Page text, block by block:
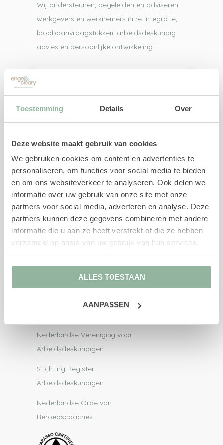
Toestemming Details Over
Deze website maakt gebruik van cookies
We gebruiken cookies om content en advertenties te
personaliseren, om functies voor social media te bieden
en om ons websiteverkeer te analyseren. Ook delen we
informatie over uw gebruik van onze site met onze
partners voor social media, adverteren en analyse. Deze
partners kunnen deze gegevens combineren met andere
informatie die u aan ze heeft verstrekt of die ze hebben
verzameld op basis van uw gebruik van hun services.
ALLES TOESTAAN
AANPASSEN
Wij ondersteunen, begeleiden en adviseren
werkgevers en werknemers in re-integratie,
loopbaanvraagstukken, arbeidsdeskundig
advies en persoonlijke ontwikkeling.
UWV-trajecten
Re-integratiebegeleiding
Re-integratie 2e spoor
Re-integratie 1e en 2e spoor
Loopbaanbegeleiding
Loopbaananalyse
AD onderzoek en advies
AD onderzoek
Outplacement
Kenniscentrum
Nederlandse Vereniging voor
Arbeidsdeskundigen
Stichting Register
Arbeidsdeskundigen
Nederlandse Orde van
Beroepscoaches